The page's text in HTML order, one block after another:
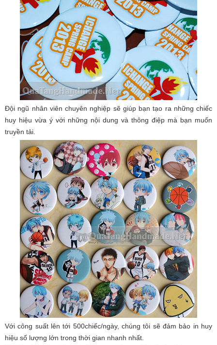
Đội ngũ nhân viên chuyên nghiệp sẽ giúp bạn tạo ra những chiếc
huy hiệu vừa ý với những nội dung và thông điệp mà bạn muốn
truyền tải.
Với công suất lên tới 500chiếc/ngày, chúng tôi sẽ đảm bảo in huy
hiệu số lượng lớn trong thời gian nhanh nhất.